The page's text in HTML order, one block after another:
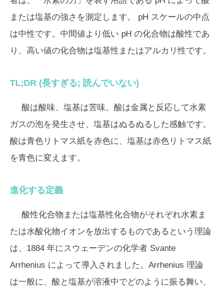
または塩基の強さを測定します。 pH スケールの中点
は中性です。中間値より低い pH の化合物は酸性であ
り、高い値の化合物は塩基性またはアルカリ性です。
TL;DR (長すぎる; 読んでいない)
酸は酸味、塩基は苦味。酸は金属と反応して水素
ガスの泡を発生させ、塩基はぬるぬるした感触です。
酸は青色リトマス紙を赤色に、塩基は赤色リトマス紙
を青色に変えます。
進化する定義
酸性化合物または塩基性化合物がそれぞれ水素ま
たは水酸化物イオンを放出するものであるという理論
は、1884 年にスウェーデンの化学者 Svante
Arrhenius によって導入されました。Arrhenius 理論
は一般に、酸と塩基が溶液中でどのように振る舞い、